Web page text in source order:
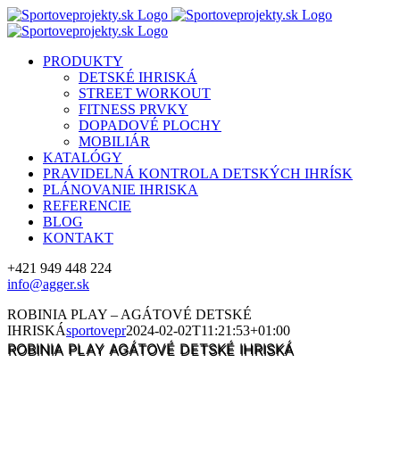
Skip
to
PRODUKTY
DETSKÉ IHRISKÁ
STREET WORKOUT
FITNESS PRVKY
DOPADOVÉ PLOCHY
MOBILIÁR
KATALÓGY
PRAVIDELNÁ KONTROLA DETSKÝCH IHRÍSK
PLÁNOVANIE IHRISKA
REFERENCIE
BLOG
KONTAKT
+421 949 448 224
info@agger.sk
ROBINIA PLAY – AGÁTOVÉ DETSKÉ
IHRISKÁsportovepr2024-02-02T11:21:53+01:00
ROBINIA PLAY AGÁTOVÉ DETSKÉ IHRISKÁ